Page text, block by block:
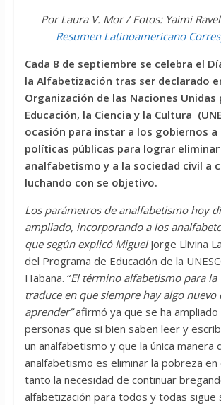
Por Laura V. Mor /Fotos: Yaimi
Resumen Latinoamericano
Cada 8 de septiembre se celebra el
la Alfabetización tras ser declarado
Organización de las Naciones Unidas
Educación, la Ciencia y la Cultura
ocasión para instar a los gobiernos
políticas públicas para lograr eliminar
analfabetismo y a la sociedad civil a
luchando con se objetivo.
Los parámetros de analfabetismo hoy
ampliado, incorporando a los
que según explicó Miguel Jorge Llivina
del Programa de Educación de la
Habana. “El término alfabetismo para la
traduce en que siempre hay algo nuevo
aprender”afirmó ya que se ha ampliado
personas que si bien saben leer y
un analfabetismo y que la única manera
analfabetismo es eliminar la pobreza
tanto la necesidad de continuar
alfabetización para todos y todas sigue